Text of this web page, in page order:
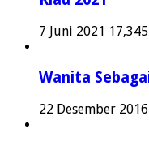
7 Juni 2021 17,345
Wanita
22 Desember 2016